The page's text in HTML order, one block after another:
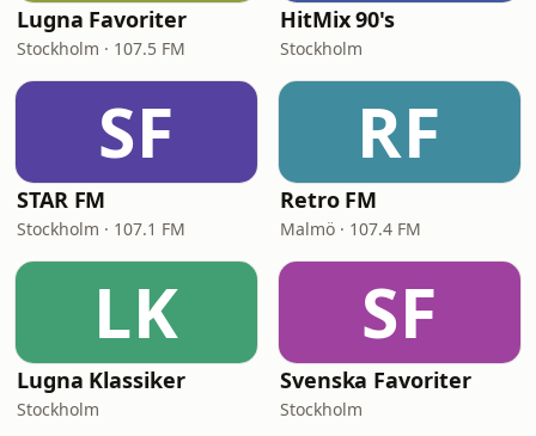
Lugna Favoriter
Stockholm · 107.5 FM
HitMix 90's
Stockholm
SF
STAR FM
Stockholm · 107.1 FM
RF
Retro FM
Malmö · 107.4 FM
LK
Lugna Klassiker
Stockholm
SF
Svenska Favoriter
Stockholm